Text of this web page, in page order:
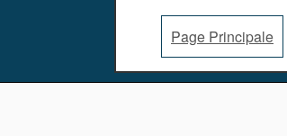
Page Principale